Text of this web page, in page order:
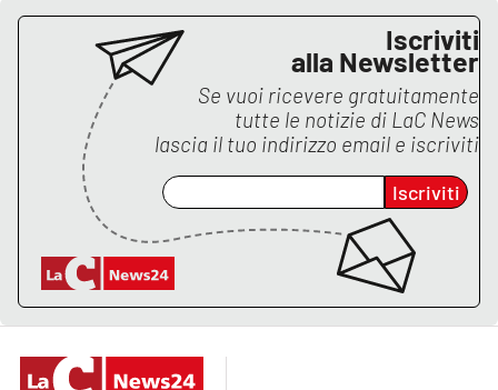
Catanzaro
Crotone
Vibo Valentia
Reggio Calabria
Cosenza
Iscriviti
alla Newsletter
Se vuoi ricevere gratuitamente
tutte le notizie di LaC News
lascia il tuo indirizzo email e iscriviti
Iscriviti